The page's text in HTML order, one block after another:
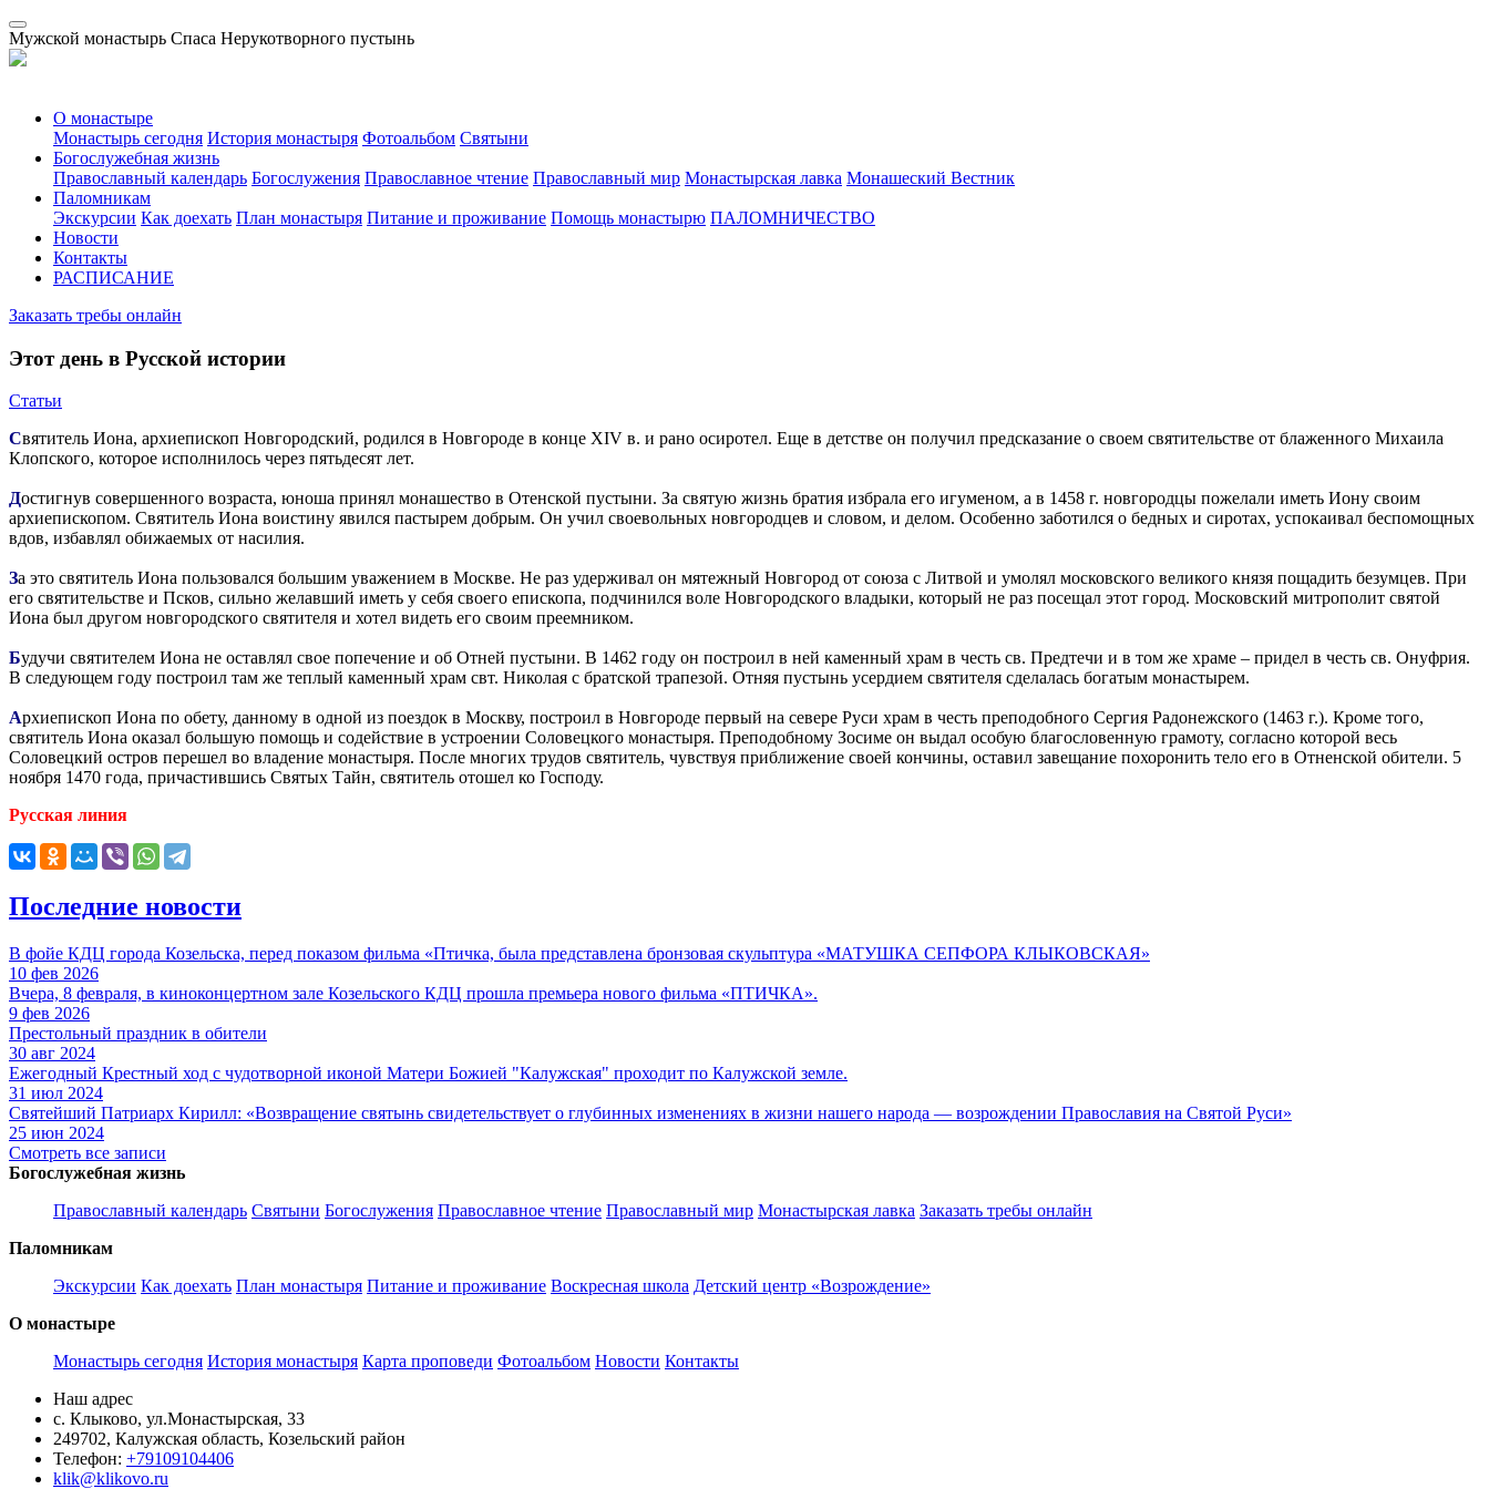
Мужской монастырь Спаса Нерукотворного пустынь
О монастыре
Монастырь сегодня История монастыря Фотоальбом Святыни
Богослужебная жизнь
Православный календарь Богослужения Православное чтение Православный мир Монастырская лавка Монашеский Вестник
Паломникам
Экскурсии Как доехать План монастыря Питание и проживание Помощь монастырю ПАЛОМНИЧЕСТВО
Новости
Контакты
РАСПИСАНИЕ
Заказать требы онлайн
Этот день в Русской истории
Статьи
Святитель Иона, архиепископ Новгородский, родился в Новгороде в конце XIV в. и рано осиротел. Еще в детстве он получил предсказание о своем святительстве от блаженного Михаила
Клопского, которое исполнилось через пятьдесят лет.
Достигнув совершенного возраста, юноша принял монашество в Отенской пустыни. За святую жизнь братия избрала его игуменом, а в 1458 г. новгородцы пожелали иметь Иону своим
архиепископом. Святитель Иона воистину явился пастырем добрым. Он учил своевольных новгородцев и словом, и делом. Особенно заботился о бедных и сиротах, успокаивал беспомощных
вдов, избавлял обижаемых от насилия.
За это святитель Иона пользовался большим уважением в Москве. Не раз удерживал он мятежный Новгород от союза с Литвой и умолял московского великого князя пощадить безумцев. При
его святительстве и Псков, сильно желавший иметь у себя своего епископа, подчинился воле Новгородского владыки, который не раз посещал этот город. Московский митрополит святой
Иона был другом новгородского святителя и хотел видеть его своим преемником.
Будучи святителем Иона не оставлял свое попечение и об Отней пустыни. В 1462 году он построил в ней каменный храм в честь св. Предтечи и в том же храме – придел в честь св. Онуфрия.
В следующем году построил там же теплый каменный храм свт. Николая с братской трапезой. Отняя пустынь усердием святителя сделалась богатым монастырем.
Архиепископ Иона по обету, данному в одной из поездок в Москву, построил в Новгороде первый на севере Руси храм в честь преподобного Сергия Радонежского (1463 г.). Кроме того,
святитель Иона оказал большую помощь и содействие в устроении Соловецкого монастыря. Преподобному Зосиме он выдал особую благословенную грамоту, согласно которой весь
Соловецкий остров перешел во владение монастыря. После многих трудов святитель, чувствуя приближение своей кончины, оставил завещание похоронить тело его в Отненской обители. 5
ноября 1470 года, причастившись Святых Тайн, святитель отошел ко Господу.
Русская линия
Последние новости
В фойе КДЦ города Козельска, перед показом фильма «Птичка, была представлена бронзовая скульптура «МАТУШКА СЕПФОРА КЛЫКОВСКАЯ»
10 фев 2026
Вчера, 8 февраля, в киноконцертном зале Козельского КДЦ прошла премьера нового фильма «ПТИЧКА».
9 фев 2026
Престольный праздник в обители
30 авг 2024
Ежегодный Крестный ход с чудотворной иконой Матери Божией "Калужская" проходит по Калужской земле.
31 июл 2024
Святейший Патриарх Кирилл: «Возвращение святынь свидетельствует о глубинных изменениях в жизни нашего народа — возрождении Православия на Святой Руси»
25 июн 2024
Смотреть все записи
Богослужебная жизнь
Православный календарь Святыни Богослужения Православное чтение Православный мир Монастырская лавка Заказать требы онлайн
Паломникам
Экскурсии Как доехать План монастыря Питание и проживание Воскресная школа Детский центр «Возрождение»
О монастыре
Монастырь сегодня История монастыря Карта проповеди Фотоальбом Новости Контакты
Наш адрес
с. Клыково, ул.Монастырская, 33
249702, Калужская область, Козельский район
Телефон: +79109104406
klik@klikovo.ru